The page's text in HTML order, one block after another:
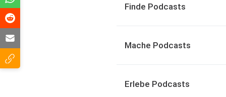
Finde Podcasts
Mache Podcasts
Erlebe Podcasts